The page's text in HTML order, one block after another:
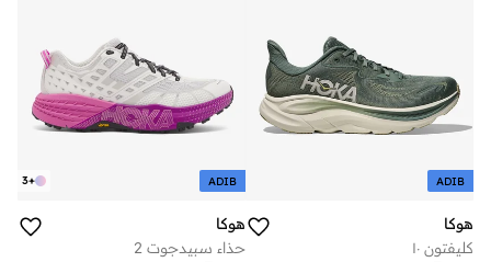
ADIB
هوكا
كليفتون ١٠
+
3 ADIB
هوكا
حذاء سبيدجوت 2